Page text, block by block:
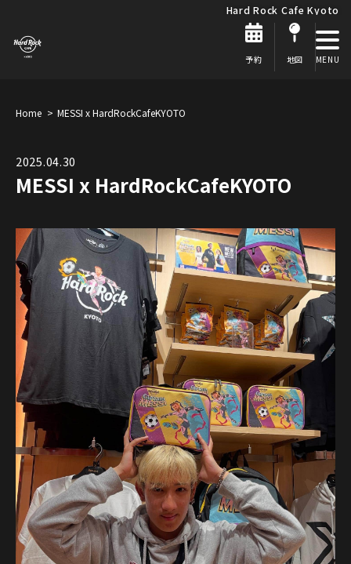
Hard Rock Cafe Kyoto
予約 地図
Home MESSI x HardRockCafeKYOTO
2025.04.30
MESSI x HardRockCafeKYOTO